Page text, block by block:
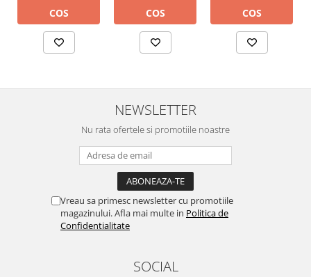
COS
COS
COS
NEWSLETTER
Nu rata ofertele si promotiile noastre
Vreau sa primesc newsletter cu promotiile
magazinului. Afla mai multe in Politica de
Confidentialitate
SOCIAL